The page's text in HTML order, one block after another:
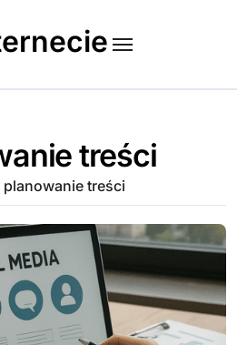
treści
planowanie treści